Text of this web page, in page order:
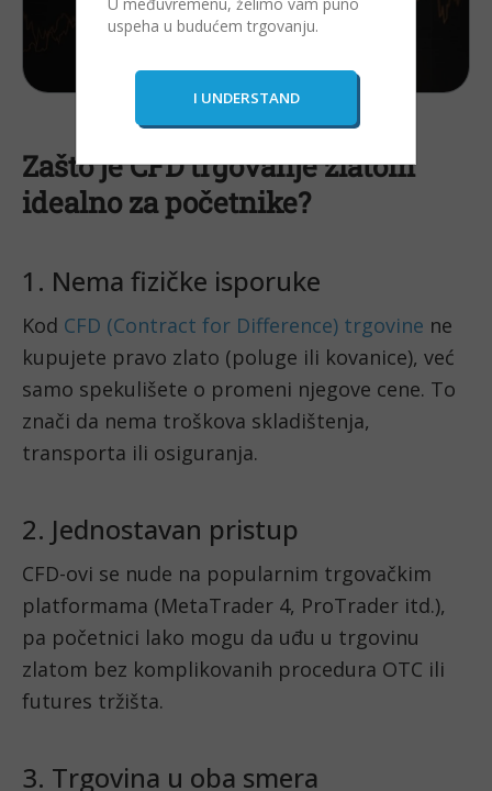
Zašto je CFD trgovanje zlatom
idealno za početnike?
1. Nema fizičke isporuke
Kod CFD (Contract for Difference) trgovine ne
kupujete pravo zlato (poluge ili kovanice), već
samo spekulišete o promeni njegove cene. To
znači da nema troškova skladištenja,
transporta ili osiguranja.
2. Jednostavan pristup
CFD-ovi se nude na popularnim trgovačkim
platformama (MetaTrader 4, ProTrader itd.),
pa početnici lako mogu da uđu u trgovinu
zlatom bez komplikovanih procedura OTC ili
futures tržišta.
3. Trgovina u oba smera
uspeha u budućem trgovanju.